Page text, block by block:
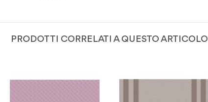
PRODOTTI CORRELATI A QUESTO ARTICOLO